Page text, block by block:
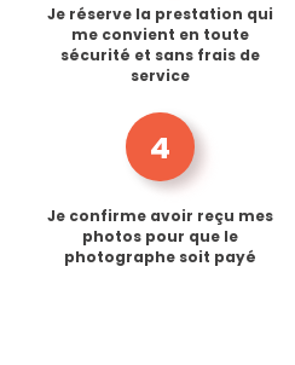
Je réserve la prestation qui
me convient en toute
sécurité et sans frais de
service
4
Je confirme avoir reçu mes
photos pour que le
photographe soit payé